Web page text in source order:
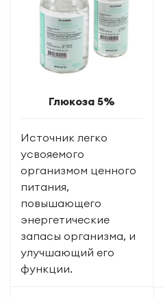
Глюкоза 5%
Источник легко
усвояемого
организмом ценного
питания,
повышающего
энергетические
запасы организма, и
улучшающий его
функции.